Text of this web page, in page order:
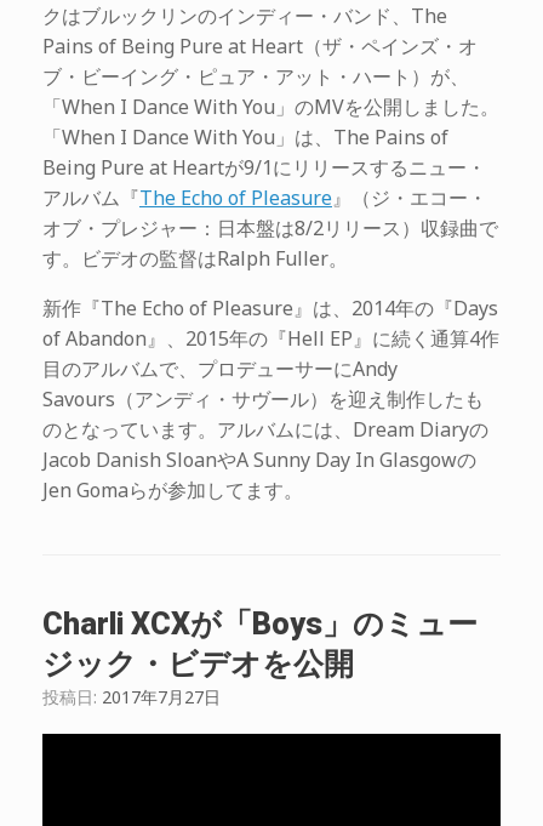
クはブルックリンのインディー・バンド、The
Pains of Being Pure at Heart（ザ・ペインズ・オ
ブ・ビーイング・ピュア・アット・ハート）が、
「When I Dance With You」のMVを公開しました。
「When I Dance With You」は、The Pains of
Being Pure at Heartが9/1にリリースするニュー・
アルバム『The Echo of Pleasure』（ジ・エコー・
オブ・プレジャー：日本盤は8/2リリース）収録曲で
す。ビデオの監督はRalph Fuller。
新作『The Echo of Pleasure』は、2014年の『Days
of Abandon』、2015年の『Hell EP』に続く通算4作
目のアルバムで、プロデューサーにAndy
Savours（アンディ・サヴール）を迎え制作したも
のとなっています。アルバムには、Dream Diaryの
Jacob Danish SloanやA Sunny Day In Glasgowの
Jen Gomaらが参加してます。
Charli XCXが「Boys」のミュー
ジック・ビデオを公開
投稿日: 2017年7月27日